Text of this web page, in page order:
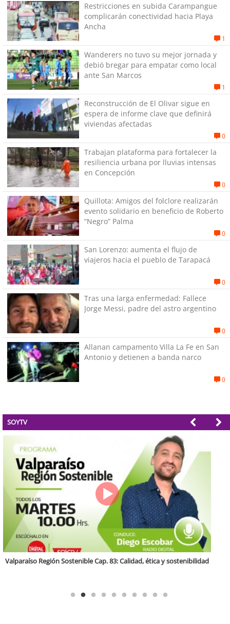
Restricciones en subida Carampangue
complicarán conectividad hacia Playa
Ancha
1
Wanderers no tuvo su mejor jornada y
debió bregar para empatar como local
ante San Marcos
1
Reconstrucción de El Olivar sigue en
espera de informe clave que definirá
viviendas afectadas
0
Trabajan plataforma para fortalecer la
resiliencia urbana por lluvias intensas
en Concepción
0
Quillota: Amigos del folclore realizarán
evento solidario en beneficio de Roberto
“Negro” Palma
0
San Lorenzo: aumenta el flujo de
viajeros hacia el pueblo de Tarapacá
0
Tras una larga enfermedad: Fallece
Jorge Messi, padre del astro argentino
0
Allanan campamento Villa La Fe en San
Antonio y detienen a banda narco
0
SOYTV